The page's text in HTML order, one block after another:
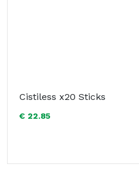
Cistiless x20 Sticks
€ 22.85